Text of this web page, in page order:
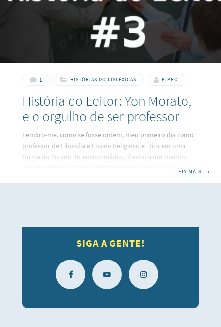
1 HISTÓRIAS DO DISLÉXICAS PIPPO
História do Leitor: Yon Morato,
e o orgulho de ser professor
Lembro-me, como se fosse ontem, meu primeiro dia como
professor de Filosofia e Ensino Religioso e Ética em uma
turma do 1o ano do ensino médio, lá estava um menino
LEIA MAIS →
SIGA A GENTE!